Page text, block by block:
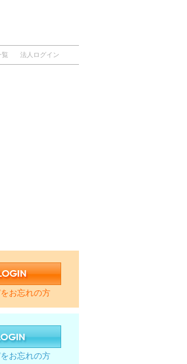
覧 法人ログイン
お忘れの方
お忘れの方